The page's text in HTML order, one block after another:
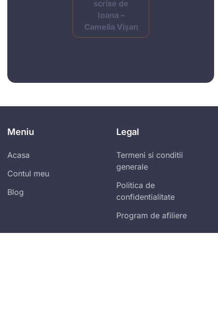
scrise de
Ioana –
Camelia Vișan
Meniu
Acasa
Contul meu
Blog
Legal
Termeni si conditii
generale
Politica de
confidentialitate
Program de afiliere